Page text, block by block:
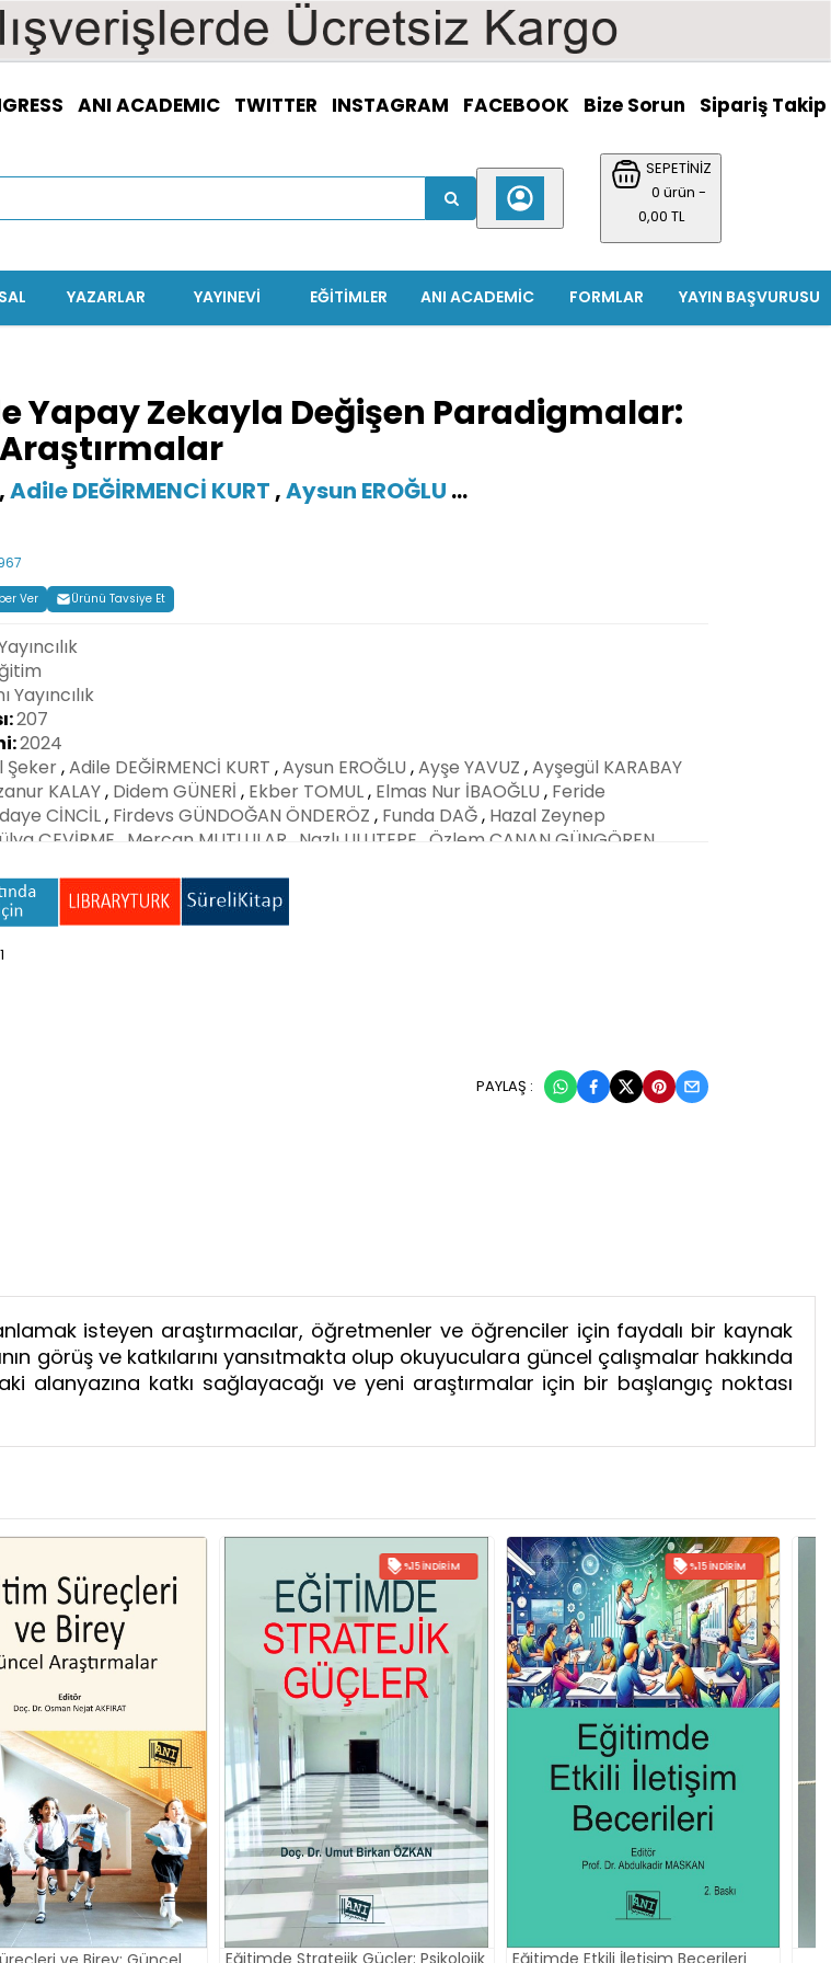
ANI ACADEMIC TWITTER INSTAGRAM FACEBOOK Bize Sorun Sipariş Takip
SEPETİNİZ
0 ürün -
0,00 TL
YAYIN BAŞVURUSU
FORMLAR
ANI ACADEMIC
EĞITIMLER
YAYINEVİ
YAZARLAR
Yapay Zekayla Değişen Paradigmalar:
,Adile DEĞİRMENCİ KURT ,Aysun EROĞLU ...
Ver Ürünü Tavsiye Et
Yayıncılık
207
2024
Şeker,Adile DEĞİRMENCİ KURT ,Aysun EROĞLU ,Ayşe YAVUZ ,Ayşegül KARABAY
KALAY, Didem GÜNERİ , Ekber TOMUL, Elmas Nur İBAOĞLU , Feride
CİNCİL, Firdevs GÜNDOĞAN ÖNDERÖZ , Funda DAĞ, Hazal Zeynep
ÇEVİRME Mercan MUTLULAR Nazlı ULUTEPE ,Özlem CANAN GÜNGÖREN
TRAŞ
2.Baskı
PAYLAŞ :
isteyen araştırmacılar, öğretmenler ve öğrenciler için faydalı bir kaynak
görüş ve katkılarını yansıtmakta olup okuyuculara güncel çalışmalar hakkında
alanyazına katkı sağlayacağı ve yeni araştırmalar için bir başlangıç noktası
%15 İNDIRIM